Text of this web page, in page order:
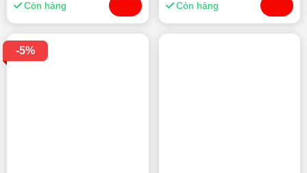
Còn hàng Còn hàng
-5%